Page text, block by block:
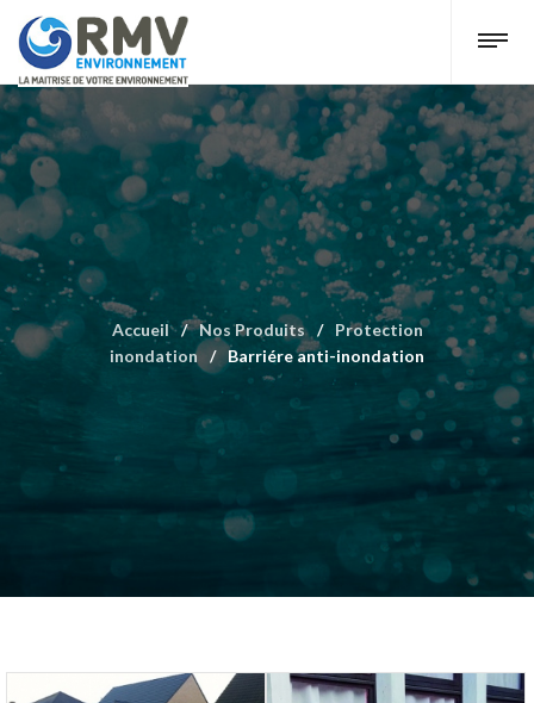
Accueil / Nos Produits /
Protection
inondation / Barriére anti-inondation